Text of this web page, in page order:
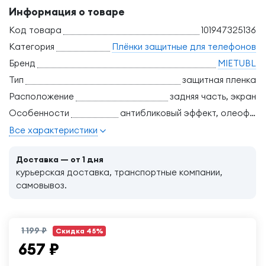
Информация о товаре
Код товара
101947325136
Категория
Плёнки защитные для телефонов
Бренд
MIETUBL
Тип
защитная пленка
Расположение
задняя часть, экран
Особенности
антибликовый эффект, олеофобное покрытие, самовосстанавливающаяся
Все характеристики
Доставка — от 1 дня
курьерская доставка, транспортные компании,
самовывоз.
1 199 ₽ Скидка 45%
657 ₽